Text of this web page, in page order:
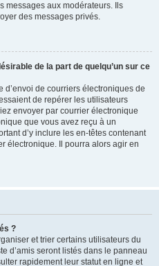
messages aux modérateurs. Ils
des messages privés.
de la part de quelqu’un sur ce
d’envoi de courriers électroniques de
de repérer les utilisateurs
envoyer par courrier électronique
que vous avez reçu à un
d’y inclure les en-têtes contenant
électronique. Il pourra alors agir en
?
et trier certains utilisateurs du
d’amis seront listés dans le panneau
rapidement leur statut en ligne et